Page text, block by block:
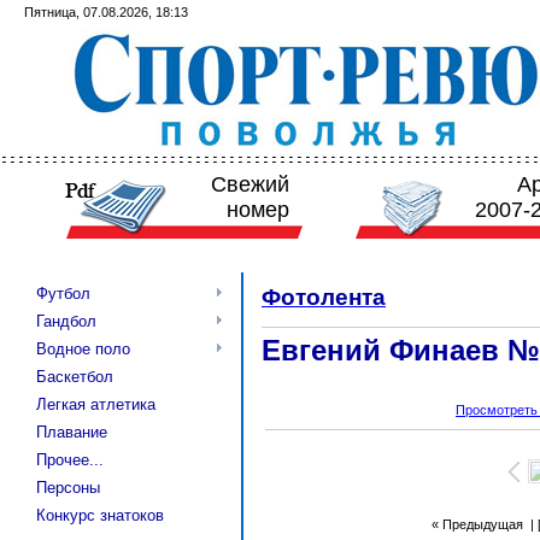
Пятница, 07.08.2026, 18:13
Свежий
номер
2007-
Футбол
Гандбол
Водное поло
Баскетбол
Легкая атлетика
Плавание
Прочее...
Персоны
Конкурс знатоков
Фотолента
Евгений Финаев
« Предыдущая |